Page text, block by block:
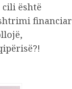
është
financiar